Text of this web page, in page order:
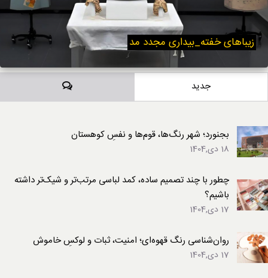
زیباهای خفته_بیداری مجدد مد
جدید دیدگاه‌ها
بجنورد؛ شهر رنگ‌ها، قوم‌ها و نفسِ کوهستان
18 دی,1404
چطور با چند تصمیم ساده، کمد لباسی مرتب‌تر و شیک‌تر داشته
باشیم؟
17 دی,1404
روان‌شناسی رنگ قهوه‌ای؛ امنیت، ثبات و لوکسِ خاموش
17 دی,1404